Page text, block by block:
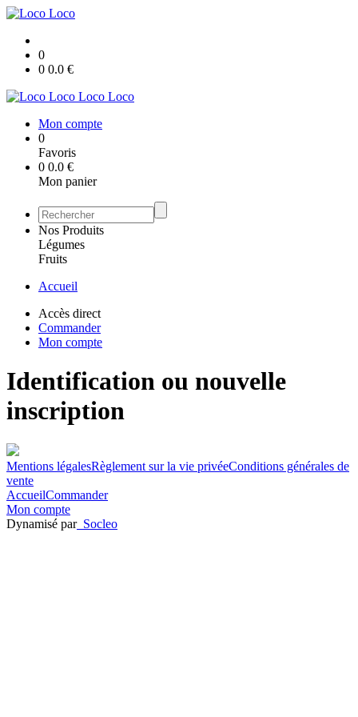
0
0 0.0 €
Loco Loco
Mon compte
0
Favoris
0 0.0 €
Mon panier
Nos Produits
Légumes
Fruits
Accueil
Accès direct
Commander
Mon compte
Identification ou nouvelle
inscription
Mentions légalesRèglement sur la vie privéeConditions générales de
vente
AccueilCommander
Mon compte
Dynamisé par Socleo